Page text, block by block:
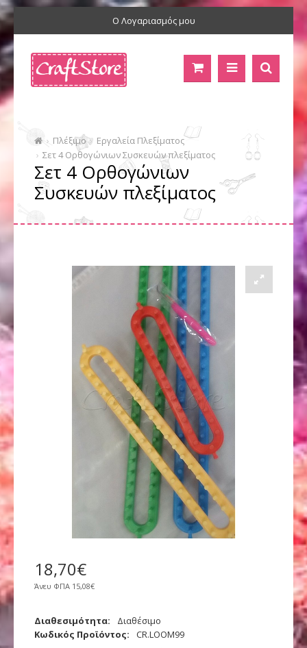
Ο Λογαριασμός μου
Πλέξιμο
Εργαλεία Πλεξίματος
Σετ 4 Ορθογώνιων Συσκευών πλεξίματος
Σετ 4 Ορθογώνιων
Συσκευών πλεξίματος
18,70€
Άνευ ΦΠΑ 15,08€
Διαθεσιμότητα:
Διαθέσιμο
Κωδικός Προϊόντος:
CR.LOOM99